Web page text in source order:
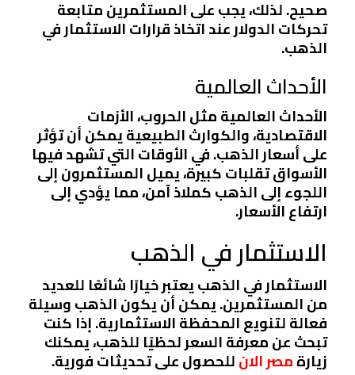
صحيح. لذلك، يجب على المستثمرين متابعة
تحركات الدولار عند اتخاذ قرارات الاستثمار في
الذهب.
الأحداث العالمية
الأحداث العالمية مثل الحروب، الأزمات
الاقتصادية، والكوارث الطبيعية يمكن أن تؤثر
على أسعار الذهب. في الأوقات التي تشهد فيها
الأسواق تقلبات كبيرة، يميل المستثمرون إلى
اللجوء إلى الذهب كملاذ آمن، مما يؤدي إلى
ارتفاع الأسعار.
الاستثمار في الذهب
الاستثمار في الذهب يعتبر خيارًا شائعًا للعديد
من المستثمرين. يمكن أن يكون الذهب وسيلة
فعالة لتنويع المحفظة الاستثمارية. إذا كنت
تبحث عن معرفة السعر لحظيًا للذهب، يمكنك
زيارةمصر الانللحصول على تحديثات فورية.